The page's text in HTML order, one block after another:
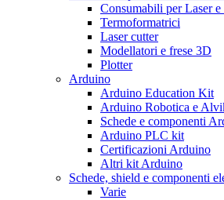
Consumabili per Laser e
Termoformatrici
Laser cutter
Modellatori e frese 3D
Plotter
Arduino
Arduino Education Kit
Arduino Robotica e
Schede e componenti
Arduino PLC kit
Certificazioni Arduino
Altri kit Arduino
Schede, shield e componenti
Varie